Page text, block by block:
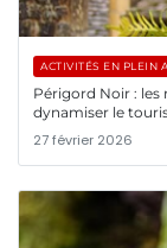
ACTIVITÉS EN PLEIN
Périgord Noir :
dynamiser le
27 février 2026